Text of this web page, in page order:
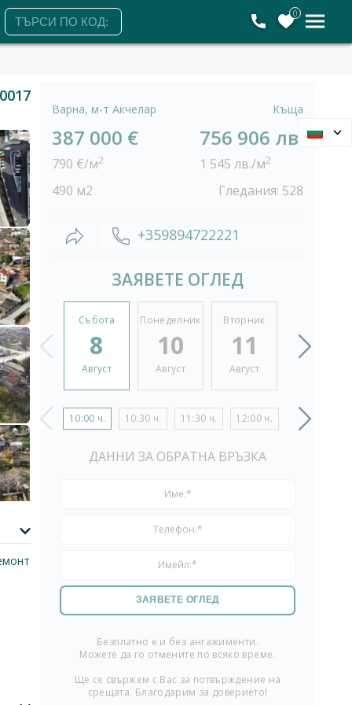
0
Варна, м-т Акчелар Къща
387 000 €
790 €/м
756 906 лв.
1 545 лв./м
490 м2 Гледания: 528
+359894722221
ЗАЯВЕТЕ ОГЛЕД
Събота
8 10 11 12
10:00 ч. 10:30 ч. 11:30 ч. 12:00 ч. 13:00 ч.
ДАННИ ЗА ОБРАТНА ВРЪЗКА
Безплатно е и без ангажименти.
Можете да го отмените по всяко време.
срещата. Благодарим за доверието!